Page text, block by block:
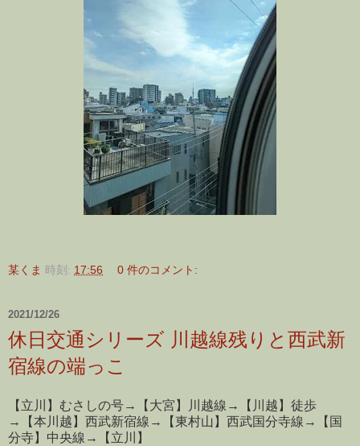
某くま 時刻: 17:56 0 件のコメント:
2021/12/26
休日交通シリーズ 川越線残りと西武新
宿線の端っこ
【立川】むさしの号→【大宮】川越線→【川越】徒歩
→【本川越】西武新宿線→【東村山】西武国分寺線→【国
分寺】中央線→【立川】